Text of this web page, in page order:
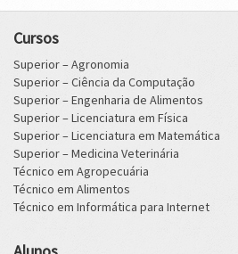
Cursos
Superior – Agronomia
Superior – Ciência da Computação
Superior – Engenharia de Alimentos
Superior – Licenciatura em Física
Superior – Licenciatura em Matemática
Superior – Medicina Veterinária
Técnico em Agropecuária
Técnico em Alimentos
Técnico em Informática para Internet